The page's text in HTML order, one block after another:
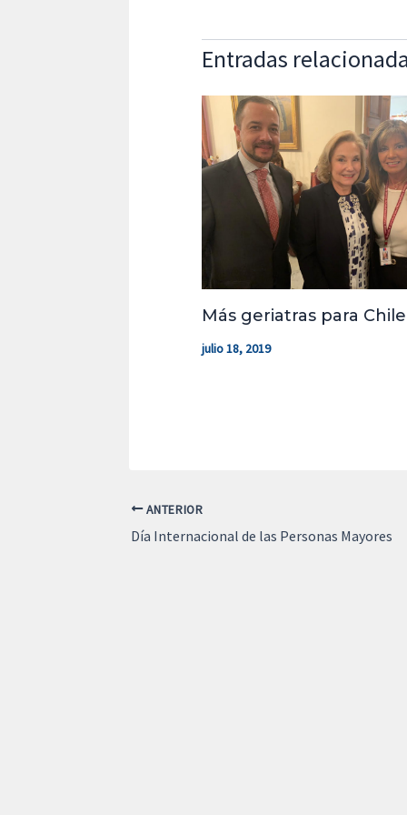
Entradas
Más geriatras para Chile
julio 18, 2019
ANTERIOR
Día Internacional de las Personas Mayores